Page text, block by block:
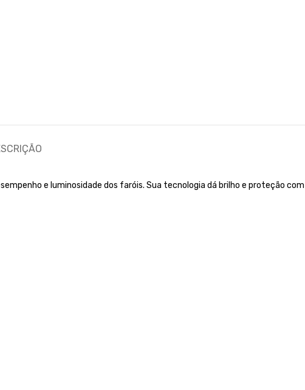
e luminosidade dos faróis. Sua tecnologia dá brilho e proteção